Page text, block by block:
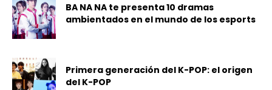
BA NA NA te presenta 10 dramas
ambientados en el mundo de los esports
Primera generación del K-POP: el origen
del K-POP